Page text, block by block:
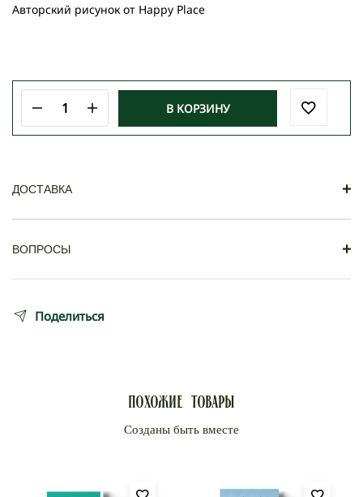
Авторский рисунок от Happy Place
Количество
товара
ВОЛШЕБНЫЙ
В КОРЗИНУ
ДОСТАВКА +
Доставка
ВОПРОСЫ +
Поделиться
Похожие товары